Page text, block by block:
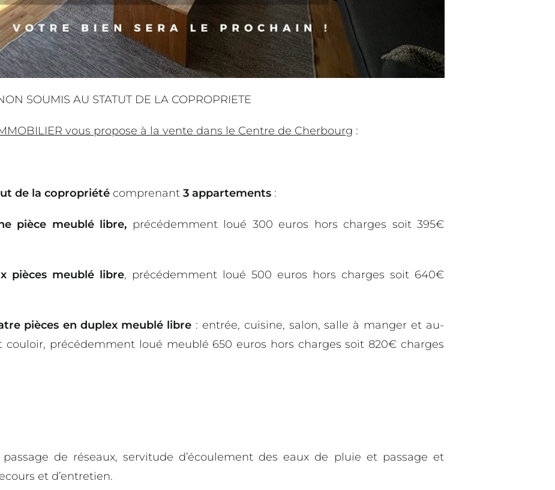
SOUMIS AU STATUT DE LA COPROPRIETE
vous propose à la vente dans le Centre de Cherbourg :
de la copropriété comprenant 3 appartements :
pièce meublé libre, précédemment loué 300 euros hors charges soit 395€
pièces meublé libre, précédemment loué 500 euros hors charges soit 640€
pièces en duplex meublé libre : entrée, cuisine, salon, salle à manger et au-
couloir, précédemment loué meublé 650 euros hors charges soit 820€ charges
de réseaux, servitude d’écoulement des eaux de pluie et passage et
et d’entretien.